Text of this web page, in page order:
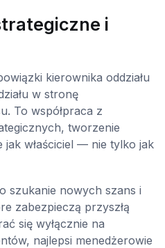
i
kierownika oddziału
w stronę
To współpraca z
tworzenie
właściciel — nie tylko jak
szukanie nowych szans i
zabezpieczą przyszłą
się wyłącznie na
najlepsi menedżerowie